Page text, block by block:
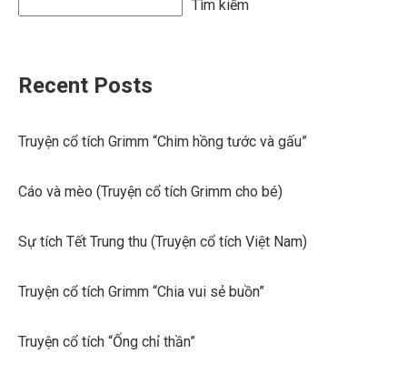
Tìm kiếm
Recent Posts
Truyện cổ tích Grimm “Chim hồng tước và gấu”
Cáo và mèo (Truyện cổ tích Grimm cho bé)
Sự tích Tết Trung thu (Truyện cổ tích Việt Nam)
Truyện cổ tích Grimm “Chia vui sẻ buồn”
Truyện cổ tích “Ống chỉ thần”